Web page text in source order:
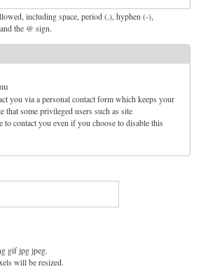
including space, period (.), hyphen (-),
the @ sign.
you via a personal contact form which keeps your
that some privileged users such as site
to contact you even if you choose to disable this
gif jpg jpeg.
will be resized.